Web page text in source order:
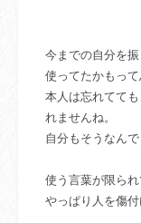
今までの自分を振
使ってたかもって
本人は忘れてて
れませんね。
自分もそうなんで
使う言葉が限られ
やっぱり人を傷付